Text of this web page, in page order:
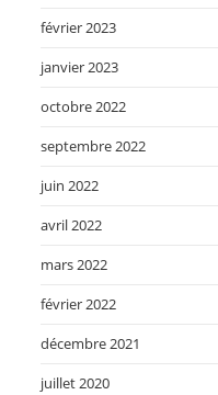
février 2023
janvier 2023
octobre 2022
septembre 2022
juin 2022
avril 2022
mars 2022
février 2022
décembre 2021
juillet 2020